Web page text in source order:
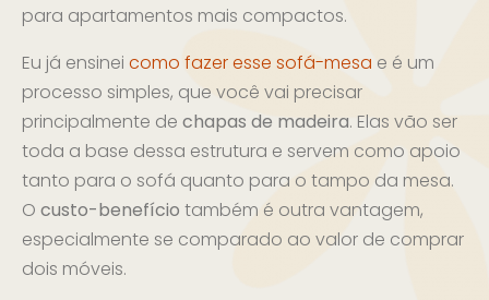
para apartamentos mais compactos.
Eu já ensinei como fazer esse sofá-mesa e é um
processo simples, que você vai precisar
principalmente de chapas de madeira. Elas vão ser
toda a base dessa estrutura e servem como apoio
tanto para o sofá quanto para o tampo da mesa.
O custo-benefício também é outra vantagem,
especialmente se comparado ao valor de comprar
dois móveis.